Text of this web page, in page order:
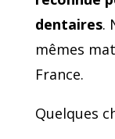
dentaires.
mêmes
France.
Quelques